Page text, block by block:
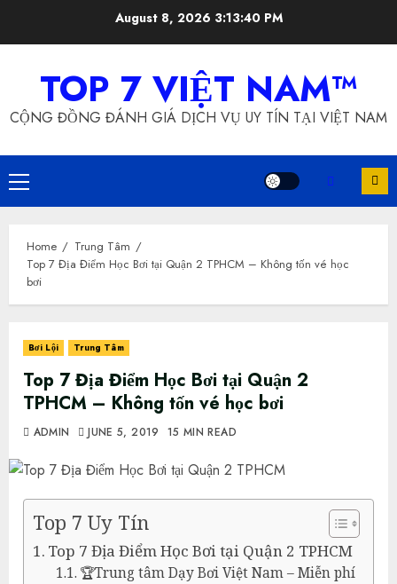
August 8, 2026 3:13:41 PM
TOP 7 VIỆT NAM™
CỘNG ĐỒNG ĐÁNH GIÁ DỊCH VỤ UY TÍN TẠI VIỆT NAM
Primary
Menu
Home
Trung Tâm
Top 7 Địa Điểm Học Bơi tại Quận 2 TPHCM – Không tốn vé học
bơi
Bơi Lội Trung Tâm
Top 7 Địa Điểm Học Bơi tại Quận 2
TPHCM – Không tốn vé học bơi
ADMIN JUNE 5, 2019 15 MIN READ
Top 7 Uy Tín
Top 7 Địa Điểm Học Bơi tại Quận 2 TPHCM
🏆Trung tâm Dạy Bơi Việt Nam – Miễn phí